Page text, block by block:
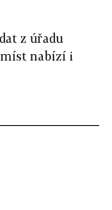
z úřadu
míst nabízí i